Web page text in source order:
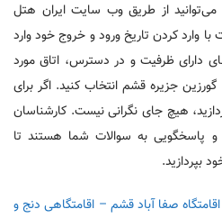
می‌توانید از طریق وب سایت ایران هتل
وارد کردن تاریخ ورود و خروج خود وارد
دارای ظرفیت و در دسترس، اتاق مورد
جزیره قشم انتخاب کنید. اگر برای
هیچ جای نگرانی نیست. کارشناسان
و پاسخگویی به سوالات شما هستند تا
بپردازید.
صفا آباد قشم – اقامتگاهی دنج و